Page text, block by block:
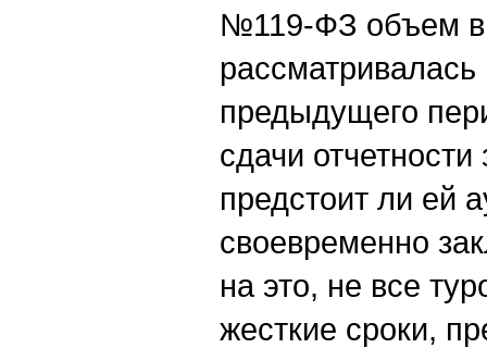
№119-ФЗ объем
рассматривалась
предыдущего
сдачи
предстоит ли ей
своевременно
на это, не все
жесткие сроки,